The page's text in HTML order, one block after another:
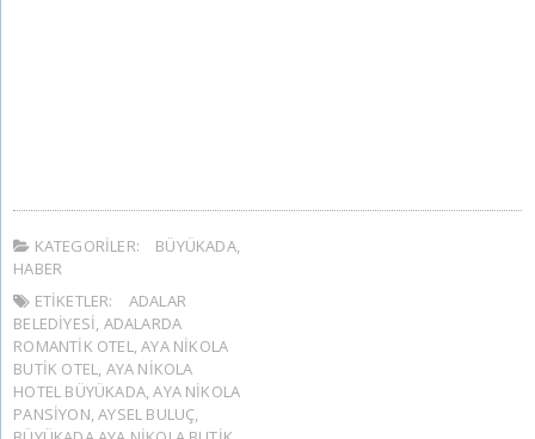
KATEGORILER: BÜYÜKADA,
HABER
ETIKETLER:
ADALAR
BELEDIYESI ADALARDA
ROMANTIK OTEL ,AYA NIKOLA
BUTIK OTEL
AYA NIKOLA
HOTEL BÜYÜKADA,AYA NIKOLA
PANSIYON ,AYSEL BULUÇ